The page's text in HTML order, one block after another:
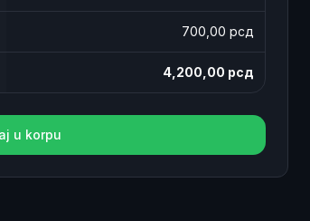
700 ,00 рсд
4,200,00 рсд
u korpu